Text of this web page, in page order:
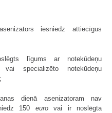
iesniedz attiecīgus
līgums ar notekūdeņu
specializēto notekūdeņu
dienā asenizatoram nav
150 eurovai ir noslēgta